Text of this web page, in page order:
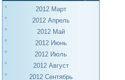
2012 Март
2012 Апрель
2012 Май
2012 Июнь
2012 Июль
2012 Август
2012 Сентябрь